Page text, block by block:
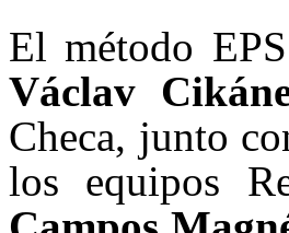
El método
Václav
Checa, junto
los equipos